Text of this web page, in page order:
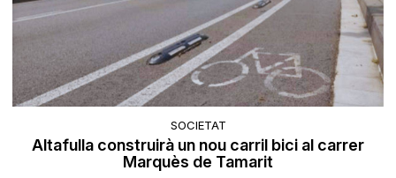
SOCIETAT
Altafulla construirà un nou carril bici al carrer
Marquès de Tamarit